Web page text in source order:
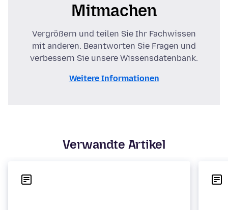
Mitmachen
Vergrößern und teilen Sie Ihr Fachwissen
mit anderen. Beantworten Sie Fragen und
verbessern Sie unsere Wissensdatenbank.
Weitere Informationen
Verwandte Artikel